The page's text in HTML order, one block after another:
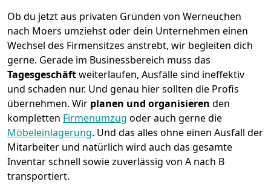
Ob du jetzt aus privaten Gründen von Werneuchen
nach Moers umziehst oder dein Unternehmen einen
Wechsel des Firmensitzes anstrebt, wir begleiten dich
gerne. Gerade im Businessbereich muss das
Tagesgeschäftweiterlaufen, Ausfälle sind ineffektiv
und schaden nur. Und genau hier sollten die Profis
übernehmen. Wir planen und organisieren den
kompletten Firmenumzug oder auch gerne die
Möbeleinlagerung. Und das alles ohne einen Ausfall der
Mitarbeiter und natürlich wird auch das gesamte
Inventar schnell sowie zuverlässig von A nach B
transportiert.